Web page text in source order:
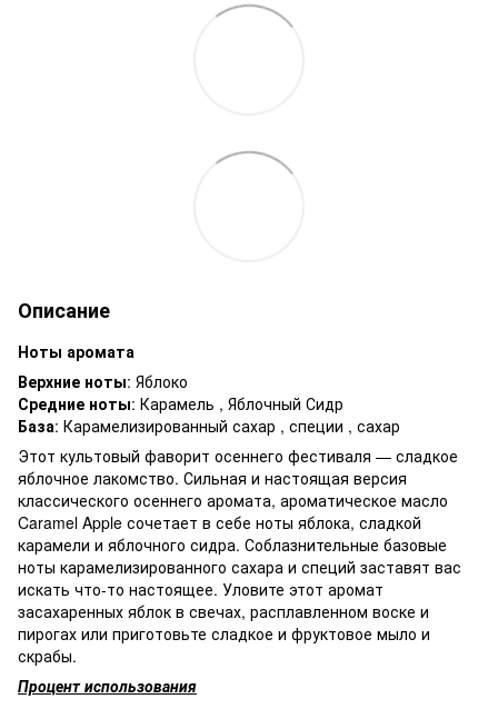
Описание
Ноты аромата
Верхние ноты: Яблоко
Средние ноты: Карамель , Яблочный Сидр
База: Карамелизированный сахар , специи , сахар
Этот культовый фаворит осеннего фестиваля — сладкое
яблочное лакомство. Сильная и настоящая версия
классического осеннего аромата, ароматическое масло
Caramel Apple сочетает в себе ноты яблока, сладкой
карамели и яблочного сидра. Соблазнительные базовые
ноты карамелизированного сахара и специй заставят вас
искать что-то настоящее. Уловите этот аромат
засахаренных яблок в свечах, расплавленном воске и
пирогах или приготовьте сладкое и фруктовое мыло и
скрабы.
Процент использования